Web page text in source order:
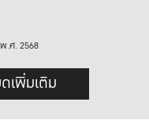
.ศ. 2568
เพิ่มเติม